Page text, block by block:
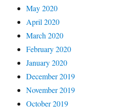
May 2020
April 2020
March 2020
February 2020
January 2020
December 2019
November 2019
October 2019